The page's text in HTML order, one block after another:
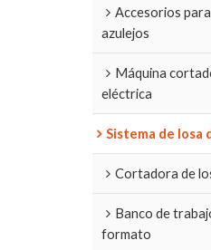
Accesorios
azulejos
Máquina
eléctrica
Sistema de losa
Cortadora de
Banco de
formato